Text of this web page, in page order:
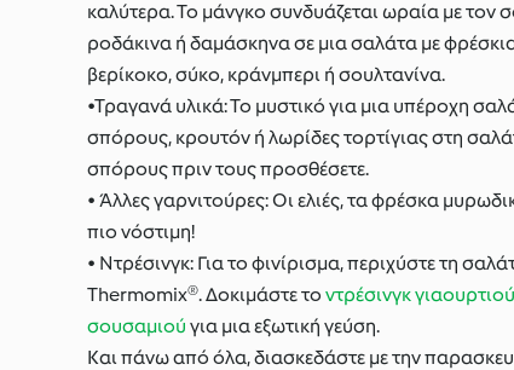
καλύτερα. Το μάνγκο συνδυάζεται ωραία με τον
ροδάκινα ή δαμάσκηνα σε μια σαλάτα με
βερίκοκο, σύκο, κράνμπερι ή σουλτανίνα.
•Τραγανά υλικά: Το μυστικό για μια υπέροχη
σπόρους, κρουτόν ή λωρίδες τορτίγιας στη
σπόρους πριν τους προσθέσετε.
• Άλλες γαρνιτούρες: Οι ελιές, τα φρέσκα
πιο νόστιμη!
• Ντρέσινγκ: Για το φινίρισμα, περιχύστε τη
Thermomix®. Δοκιμάστε το ντρέσινγκ
σουσαμιού για μια εξωτική γεύση.
Και πάνω από όλα, διασκεδάστε με την